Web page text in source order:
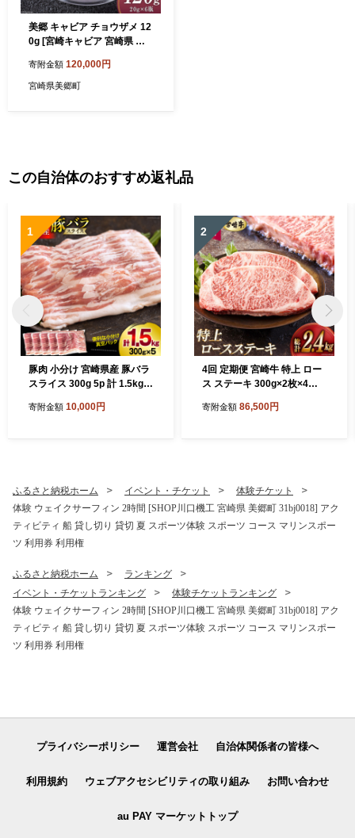
美郷 キャビア チョウザメ 12
0g [宮崎キャビア 宮崎県 美
ンカン 金柑 フレーバー 冷凍
宮崎県産
寄附金額 120,000円
宮崎県美郷町
この自治体のおすすめ返礼品
1
豚肉 小分け 宮崎県産 豚バラ
スライス 300g 5p 計 1.5kg
1as0113] 肉 精肉 国産 国産
寄附金額 10,000円
2
4回 定期便 宮崎牛 特上 ロー
ス ステーキ 300g×2枚×4回
産業匠泰 宮崎県 美郷町 31be
届く 予約 ギフト プレゼント
寄附金額 86,500円
ふるさと納税ホーム イベント・チケット
体験チケット
体験 ウェイクサーフィン 2時間 [SHOP川口機工 宮崎県 美郷町 31bj0018] アク
ティビティ 船 貸し切り 貸切 夏 スポーツ体験 スポーツ コース マリンスポー
ツ 利用券 利用権
ふるさと納税ホーム
ランキング
イベント・チケットランキング
体験チケットランキング
体験 ウェイクサーフィン 2時間 [SHOP川口機工 宮崎県 美郷町 31bj0018] アク
ティビティ 船 貸し切り 貸切 夏 スポーツ体験 スポーツ コース マリンスポー
ツ 利用券 利用権
プライバシーポリシー 運営会社 自治体関係者の皆様へ
利用規約 ウェブアクセシビリティの取り組み お問い合わせ
au PAY マーケットトップ